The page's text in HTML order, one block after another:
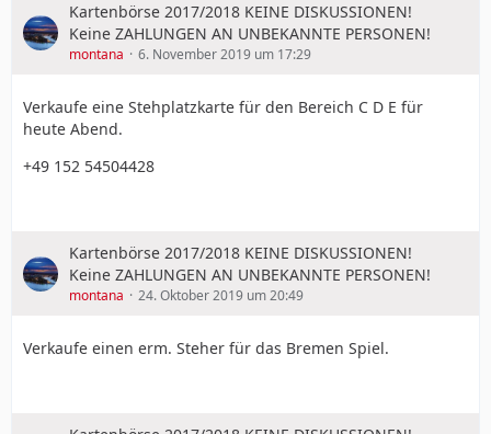
Kartenbörse 2017/2018 KEINE DISKUSSIONEN!
Keine ZAHLUNGEN AN UNBEKANNTE PERSONEN!
montana 6. November 2019 um 17:29
Verkaufe eine Stehplatzkarte für den Bereich C D E für
heute Abend.
+49 152 54504428
Kartenbörse 2017/2018 KEINE DISKUSSIONEN!
Keine ZAHLUNGEN AN UNBEKANNTE PERSONEN!
montana 24. Oktober 2019 um 20:49
Verkaufe einen erm. Steher für das Bremen Spiel.